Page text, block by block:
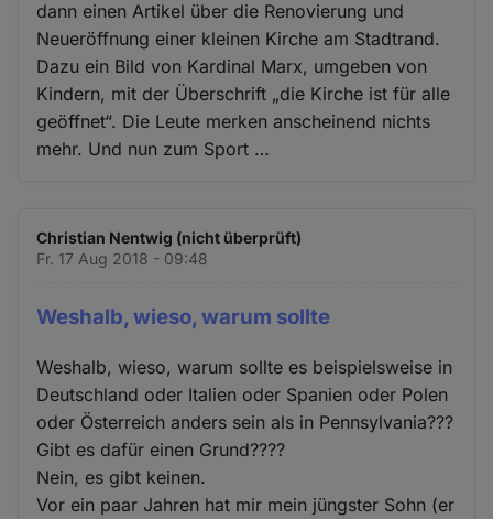
dann einen Artikel über die Renovierung und
Neueröffnung einer kleinen Kirche am Stadtrand.
Dazu ein Bild von Kardinal Marx, umgeben von
Kindern, mit der Überschrift „die Kirche ist für alle
geöffnet“. Die Leute merken anscheinend nichts
mehr. Und nun zum Sport …
Christian Nentwig (nicht überprüft)
Fr. 17 Aug 2018 - 09:48
Weshalb, wieso, warum sollte
Weshalb, wieso, warum sollte es beispielsweise in
Deutschland oder Italien oder Spanien oder Polen
oder Österreich anders sein als in Pennsylvania???
Gibt es dafür einen Grund????
Nein, es gibt keinen.
Vor ein paar Jahren hat mir mein jüngster Sohn (er